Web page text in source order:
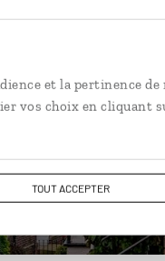
et la pertinence de
vos choix en cliquant
TOUT ACCEPTER